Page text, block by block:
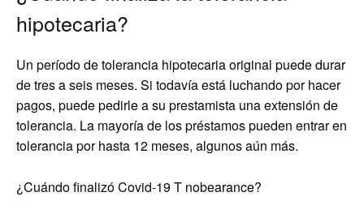
hipotecaria?
Un período de tolerancia hipotecaria original puede durar
de tres a seis meses. Si todavía está luchando por hacer
pagos, puede pedirle a su prestamista una extensión de
tolerancia. La mayoría de los préstamos pueden entrar en
tolerancia por hasta 12 meses, algunos aún más.
¿Cuándo finalizó Covid-19 T nobearance?